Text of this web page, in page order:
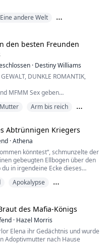
ist Aelianas kleine Stadt bisher
überleben: Sie bieten Aeliana
an. Erwartend, ein Leben...
Eine andere Welt
den besten Freunden
· Destiny Williams
DUNKLE ROMANTIK,
MFMM Sex geben
um vor ihrem missbräuchlichen
an seine besten Freunde,
Vergangenheit voller
Arm bis reich
Abtrünnigen Kriegers
·Athena
könntest“, schmunzelte der
gebeugten Ellbogen über den
in irgendeine Ecke dieses
er packte mein Handgelenk
rau und doch sanft war, dass er
Apokalypse
des Mafia-Königs
· Hazel Morris
Elena ihr Gedächtnis und wurde
Adoptivmutter nach Hause